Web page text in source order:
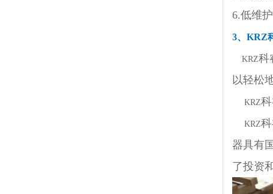
6.低维
3、KRZ
KRZ科
以轻松
KRZ
KRZ
器具有
了投资